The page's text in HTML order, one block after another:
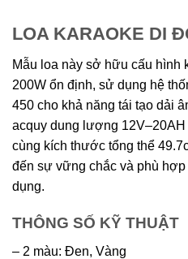
LOA KARAOKE DI
Mẫu loa này sở hữu cấu hình
200W ổn định, sử dụng hệ
450 cho khả năng tái tạo dải
acquy dung lượng
cùng kích thước tổng thể
đến sự vững chắc và phù
dụng.
THÔNG SỐ KỸ THUẬT
– 2 màu: Đen, Vàng